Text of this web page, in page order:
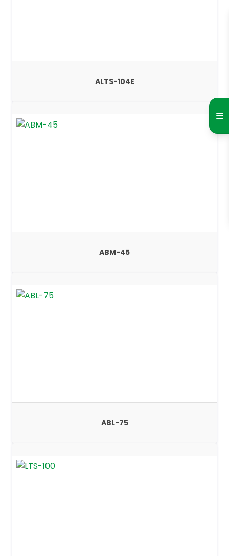
ALTS-104E
ABM-45
ABL-75